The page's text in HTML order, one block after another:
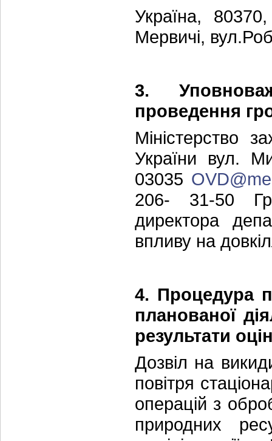
Україна,
Мервичі,
3.
проведення
Міністерство
України вул.
03035
206- 31-50
директора
впливу на
4. Процедура
планованої
результати
Дозвіл на
повітря
операцій з
природних